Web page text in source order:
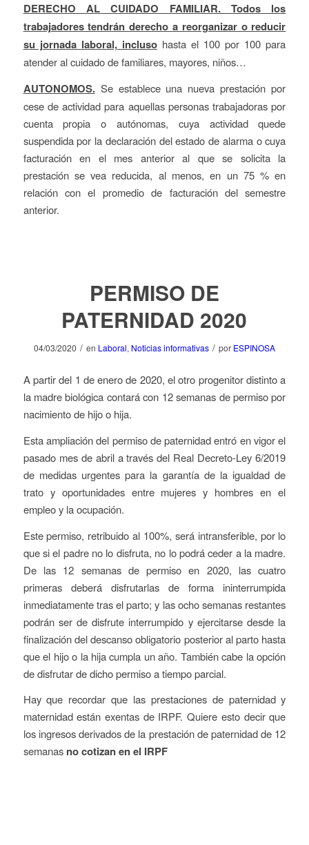
DERECHO AL CUIDADO FAMILIAR. Todos los
trabajadores tendrán derecho a reorganizar o reducir
su jornada laboral, inclusohasta el 100 por 100 para
atender al cuidado de familiares, mayores, niños…
AUTONOMOS.Se establece una nueva prestación por
cese de actividad para aquellas personas trabajadoras por
cuenta propia o autónomas, cuya actividad quede
suspendida por la declaración del estado de alarma o cuya
facturación en el mes anterior al que se solicita la
prestación se vea reducida, al menos, en un 75 % en
relación con el promedio de facturación del semestre
anterior.
PERMISO DE
PATERNIDAD 2020
04/03/2020 / en Laboral, Noticias informativas / por ESPINOSA
A partir del 1 de enero de 2020, el otro progenitor distinto a
la madre biológica contará con 12 semanas de permiso por
nacimiento de hijo o hija.
Esta ampliación del permiso de paternidad entró en vigor el
pasado mes de abril a través del Real Decreto-Ley 6/2019
de medidas urgentes para la garantía de la igualdad de
trato y oportunidades entre mujeres y hombres en el
empleo y la ocupación.
Este permiso, retribuido al 100%, será intransferible, por lo
que si el padre no lo disfruta, no lo podrá ceder a la madre.
De las 12 semanas de permiso en 2020, las cuatro
primeras deberá disfrutarlas de forma ininterrumpida
inmediatamente tras el parto; y las ocho semanas restantes
podrán ser de disfrute interrumpido y ejercitarse desde la
finalización del descanso obligatorio posterior al parto hasta
que el hijo o la hija cumpla un año. También cabe la opción
de disfrutar de dicho permiso a tiempo parcial.
Hay que recordar que las prestaciones de paternidad y
maternidad están exentas de IRPF. Quiere esto decir que
los ingresos derivados de la prestación de paternidad de 12
semanas no cotizan en el IRPF